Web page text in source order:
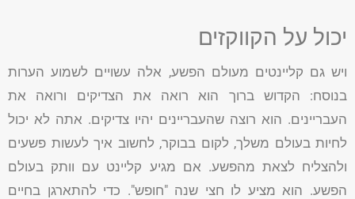
יכול על הקווקזים
ויש גם קליינטים מעולם הפשע, אלה עשויים לשמוע הערות
בנוסח: הקדוש ברוך הוא רואה את הצדיקים ורואה את
העבריינים. הוא רוצה שהעבריינים יהיו צדיקים. אתה לא יכול
לחיות בעולם משלך, לקום בבוקר, לחשוב איך לעשות פשעים
ולהצליח לצאת מהפשע. אם מגיע קליינט עם וותק בעולם
הפשע. הוא מציע לו חצי שנה "חופש". כדי להתארגן בחיים